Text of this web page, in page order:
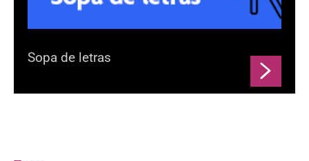
Sopa de letras